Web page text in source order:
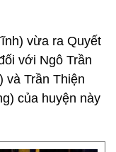
vừa ra Quyết
với Ngô Trần
và Trần Thiện
của huyện này